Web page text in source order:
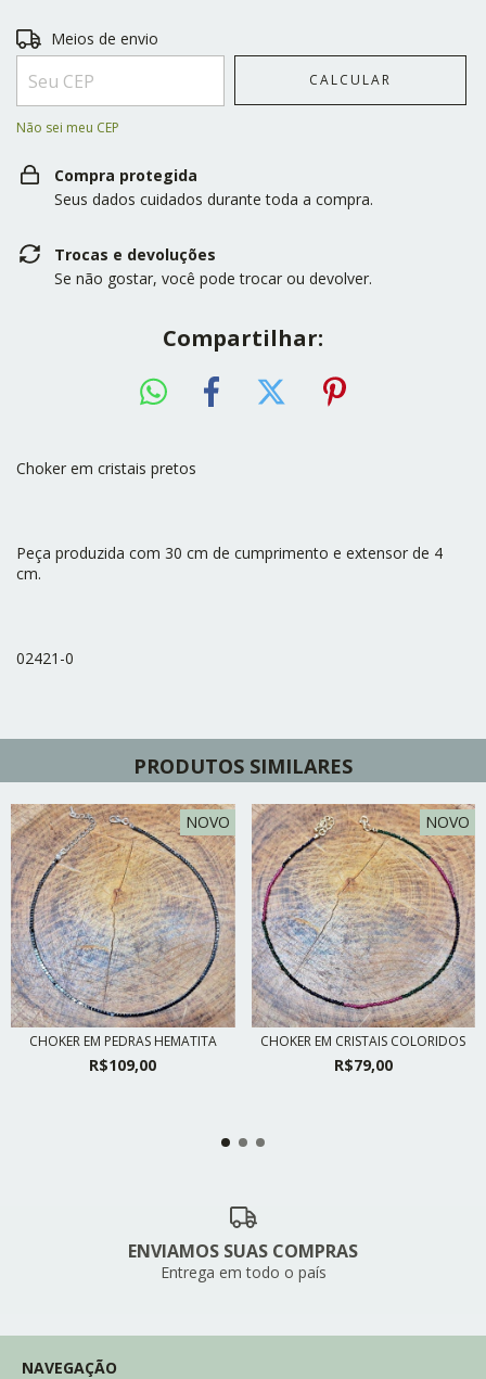
Entregas para o CEP:
Meios de envio
CALCULAR
Não sei meu CEP
Compra protegida
Seus dados cuidados durante toda a compra.
Trocas e devoluções
Se não gostar, você pode trocar ou devolver.
Compartilhar:
Choker em cristais pretos
Peça produzida com 30 cm de cumprimento e extensor de 4
cm.
02421-0
PRODUTOS SIMILARES
NOVO
CHOKER EM PEDRAS HEMATITA
R$109,00
NOVO
CHOKER EM CRISTAIS COLORIDOS
R$79,00
ENVIAMOS SUAS COMPRAS
Entrega em todo o país
NAVEGAÇÃO